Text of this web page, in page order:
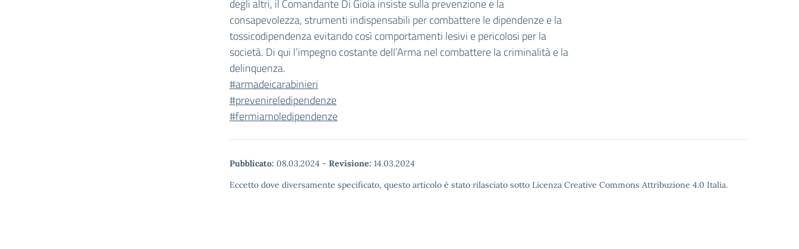
degli altri, il Comandante Di Gioia insiste sulla prevenzione e la
consapevolezza, strumenti indispensabili per combattere le dipendenze e la
tossicodipendenza evitando così comportamenti lesivi e pericolosi per la
società. Di qui l’impegno costante dell’Arma nel combattere la criminalità e la
delinquenza.
#armadeicarabinieri
#prevenireledipendenze
#fermiamoledipendenze
Pubblicato: 08.03.2024 - Revisione: 14.03.2024
Eccetto dove diversamente specificato, questo articolo è stato rilasciato sotto Licenza Creative Commons Attribuzione 4.0 Italia.